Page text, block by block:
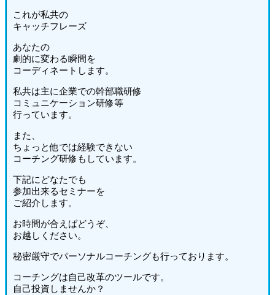
これが私共の
キャッチフレーズ
あなたの
劇的に変わる瞬間を
コーディネートします。
私共は主に企業での幹部職研修
コミュニケーション研修等
行っています。
また、
ちょっと他では経験できない
コーチング研修もしています。
下記にどなたでも
参加出来るセミナーを
ご紹介します。
お時間が合えばどうぞ、
お越しください。
秘密厳守でパーソナルコーチングも行っております。
コーチングは自己改革のツールです。
自己投資しませんか？